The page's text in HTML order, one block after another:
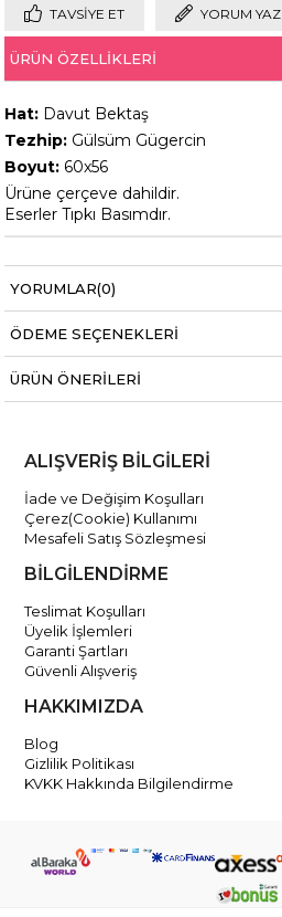
TAVSIYE ET YORUM YAZ
ÜRÜN ÖZELLIKLERI
Hat: Davut Bektaş
Tezhip: Gülsüm Gügercin
Boyut: 60x56
Ürüne çerçeve dahildir.
Eserler Tıpkı Basımdır.
YORUMLAR(0)
ÖDEME SEÇENEKLERI
ÜRÜN ÖNERILERI
ALIŞVERİŞ BİLGİLERİ
İade ve Değişim Koşulları
Çerez(Cookie) Kullanımı
Mesafeli Satış Sözleşmesi
BİLGİLENDİRME
Teslimat Koşulları
Üyelik İşlemleri
Garanti Şartları
Güvenli Alışveriş
HAKKIMIZDA
Blog
Gizlilik Politikası
KVKK Hakkında Bilgilendirme